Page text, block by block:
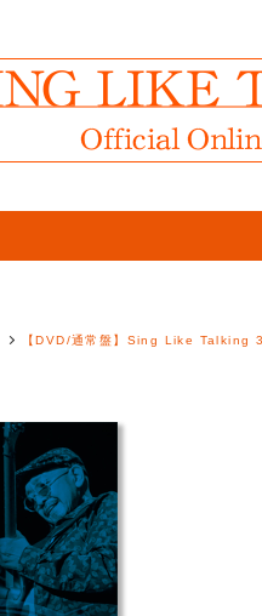
【DVD/通常盤】Sing Like